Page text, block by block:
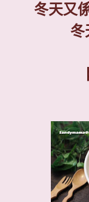
冬天又
冬